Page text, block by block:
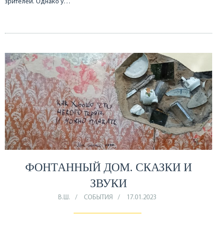
зрителей. Однако у…
ФОНТАННЫЙ ДОМ. СКАЗКИ И
ЗВУКИ
В.Ш. СОБЫТИЯ 17.01.2023